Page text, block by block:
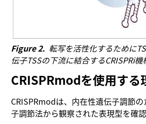
Figure 2.転写を活性化するために
伝子TSSの下流に結合するCRISPRi
CRISPRmodを使用する
CRISPRmodは、内在性遺伝子調節
子調節法から観察された表現型を確